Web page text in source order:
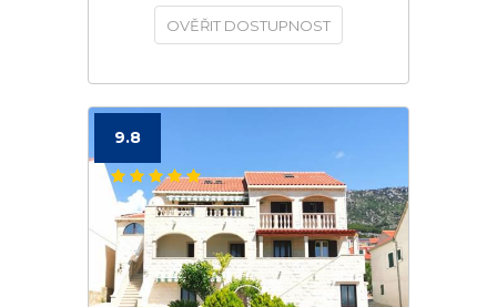
OVĚŘIT DOSTUPNOST
9.8